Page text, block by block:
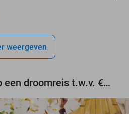
weergeven
Maak gratis kans op een droomreis t.w.v. €3.000!